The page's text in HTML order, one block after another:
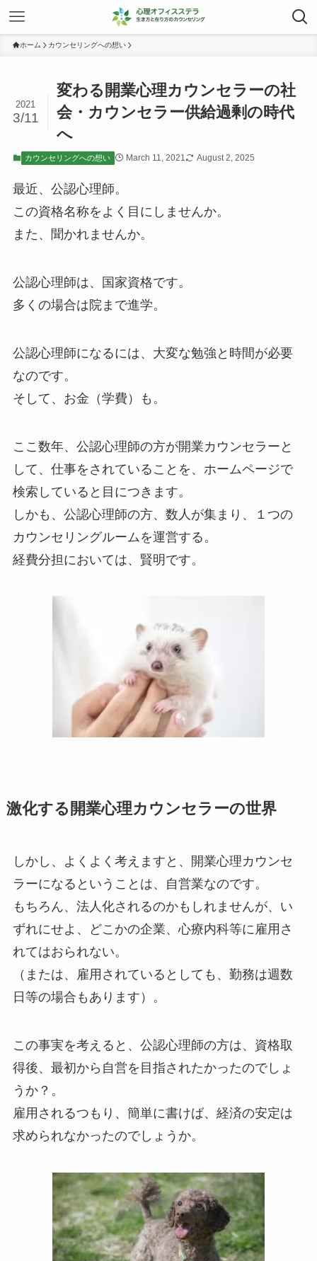
ホーム カウンセリングへの想い
変わる開業心理カウンセラーの社
会・カウンセラー供給過剰の時代
へ
2021
3/11
カウンセリングへの想い March 11, 2021 August 2, 2025
最近、公認心理師。
この資格名称をよく目にしませんか。
また、聞かれませんか。
公認心理師は、国家資格です。
多くの場合は院まで進学。
公認心理師になるには、大変な勉強と時間が必要
なのです。
そして、お金（学費）も。
ここ数年、公認心理師の方が開業カウンセラーと
して、仕事をされていることを、ホームページで
検索していると目につきます。
しかも、公認心理師の方、数人が集まり、１つの
カウンセリングルームを運営する。
経費分担においては、賢明です。
激化する開業心理カウンセラーの世界
しかし、よくよく考えますと、開業心理カウンセ
ラーになるということは、自営業なのです。
もちろん、法人化されるのかもしれませんが、い
ずれにせよ、どこかの企業、心療内科等に雇用さ
れてはおられない。
（または、雇用されているとしても、勤務は週数
日等の場合もあります）。
この事実を考えると、公認心理師の方は、資格取
得後、最初から自営を目指されたかったのでしょ
うか？。
雇用されるつもり、簡単に書けば、経済の安定は
求められなかったのでしょうか。